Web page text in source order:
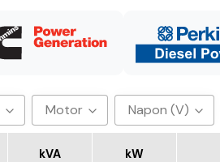
Motor
Baudouin
Napon (V)
400V
kVA kW